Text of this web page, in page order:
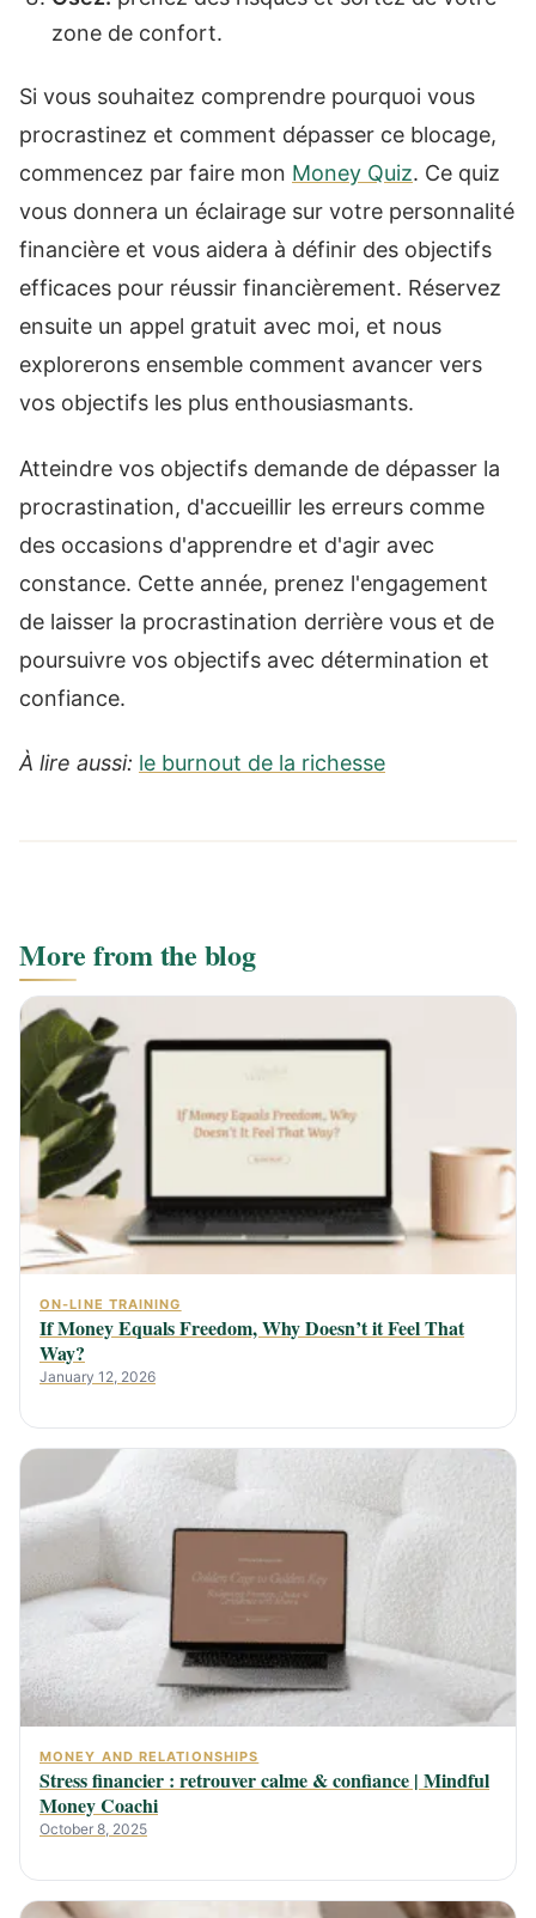
zone de confort.
Si vous souhaitez comprendre pourquoi vous
procrastinez et comment dépasser ce blocage,
commencez par faire mon Money Quiz. Ce quiz
vous donnera un éclairage sur votre personnalité
financière et vous aidera à définir des objectifs
efficaces pour réussir financièrement. Réservez
ensuite un appel gratuit avec moi, et nous
explorerons ensemble comment avancer vers
vos objectifs les plus enthousiasmants.
Atteindre vos objectifs demande de dépasser la
procrastination, d'accueillir les erreurs comme
des occasions d'apprendre et d'agir avec
constance. Cette année, prenez l'engagement
de laisser la procrastination derrière vous et de
poursuivre vos objectifs avec détermination et
confiance.
À lire aussi: le burnout de la richesse
More from the blog
ON-LINE TRAINING
If Money Equals Freedom, Why Doesn’t it Feel That
Way?
January 12, 2026
MONEY AND RELATIONSHIPS
Stress financier : retrouver calme & confiance | Mindful
Money Coachi
October 8, 2025